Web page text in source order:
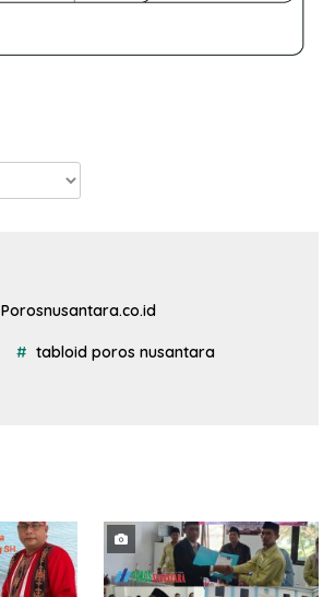
Porosnusantara.co.id
tabloid poros nusantara